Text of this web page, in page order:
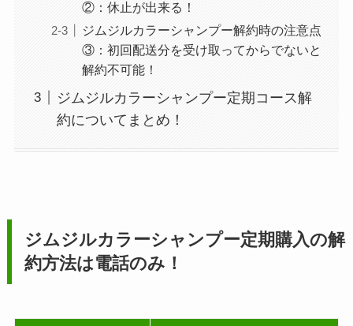
②：休止が出来る！
ジムジルカラーシャンプー解約時の注意点
③：初回配送分を受け取ってからでないと
解約不可能！
ジムジルカラーシャンプー定期コース解
約についてまとめ！
ジムジルカラーシャンプー定期購入の解
約方法は電話のみ！